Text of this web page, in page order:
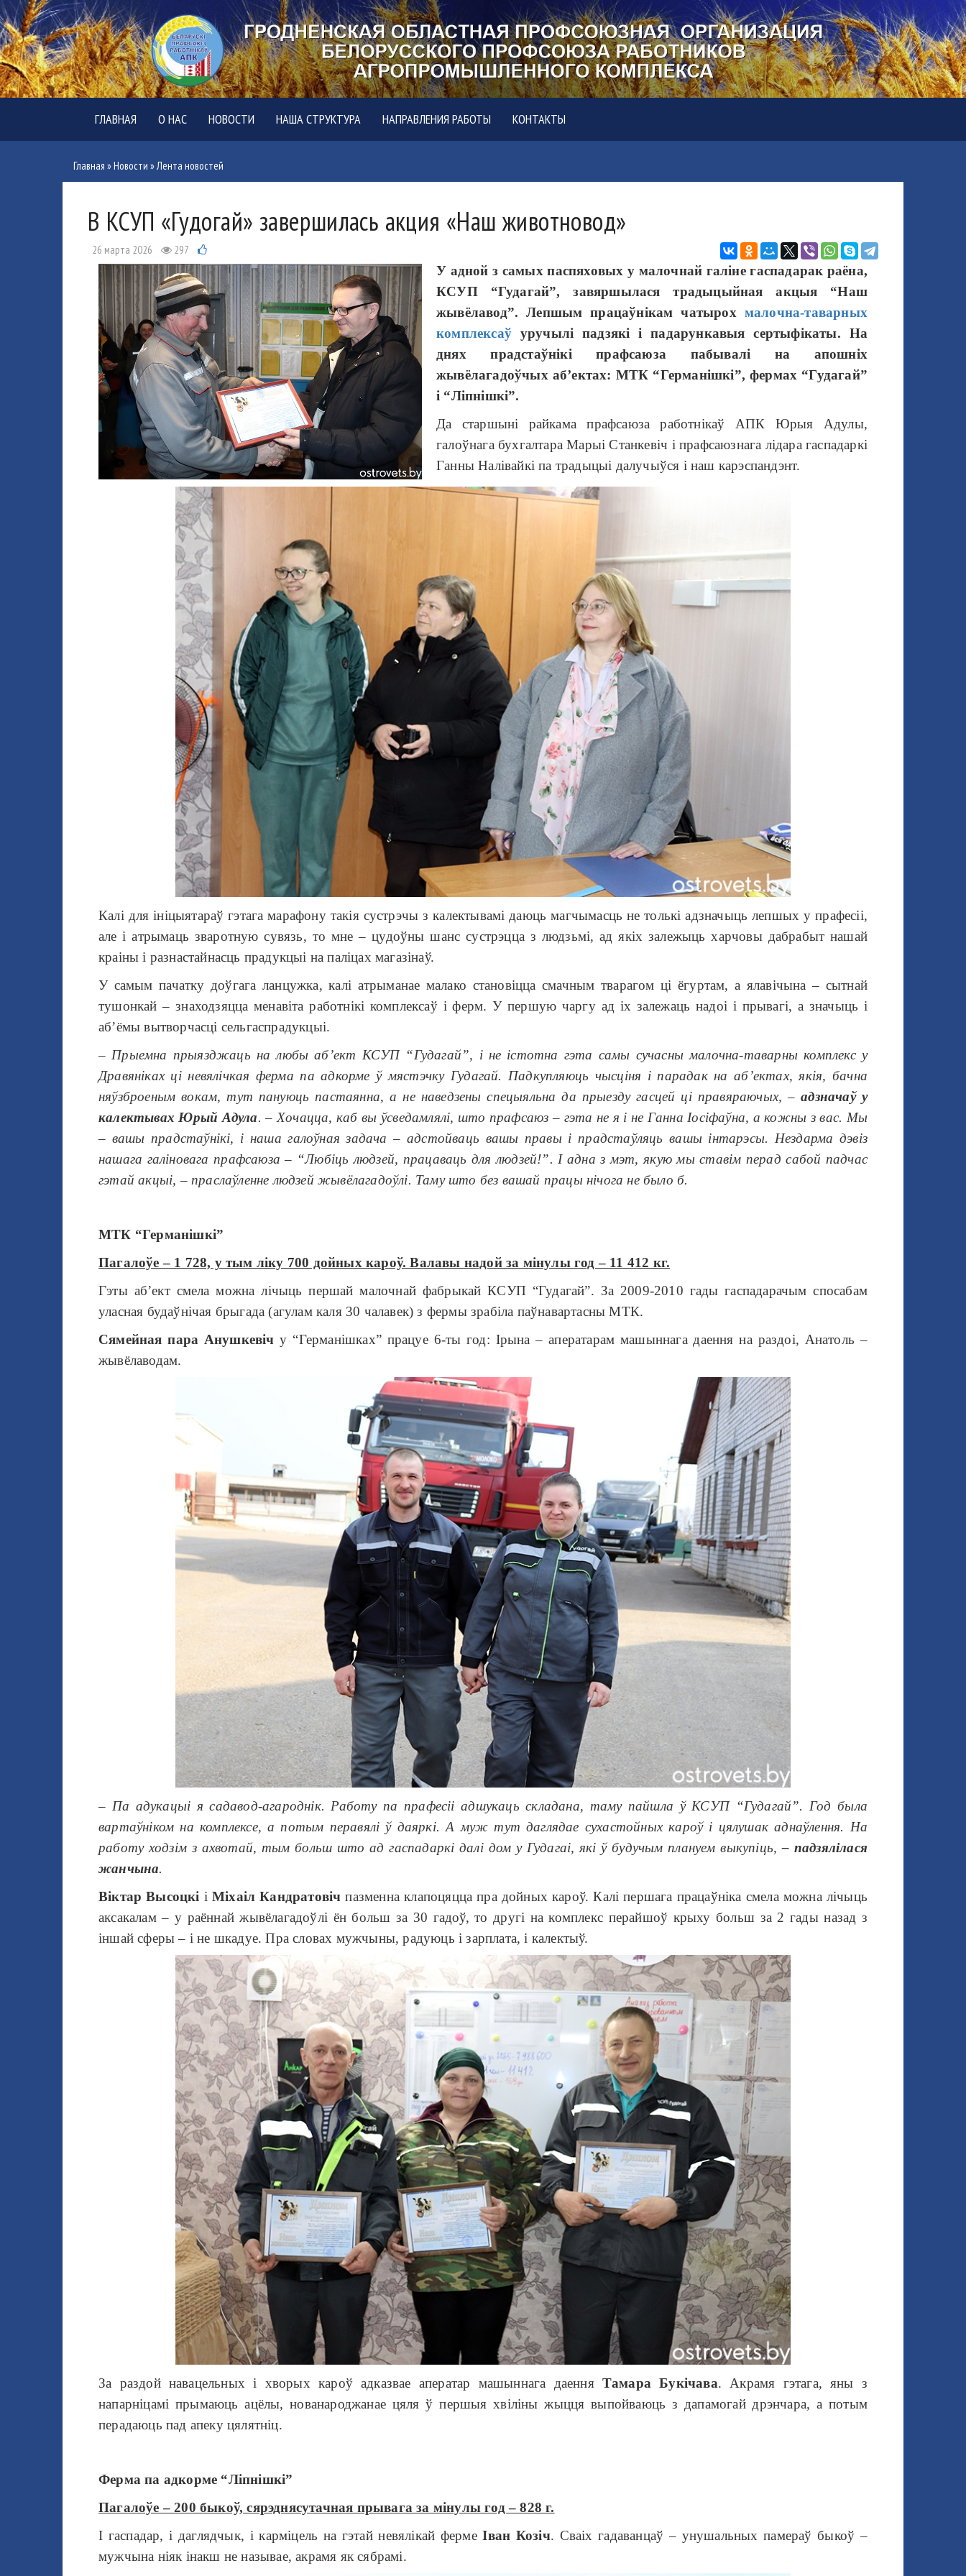
ГЛАВНАЯ О НАС НОВОСТИ НАША СТРУКТУРА НАПРАВЛЕНИЯ РАБОТЫ КОНТАКТЫ
Главная »Новости »Лента новостей
В КСУП «Гудогай» завершилась акция «Наш животновод»
26 марта 2026 297
У адной з самых паспяховых у малочнай галіне гаспадарак раёна,
КСУП “Гудагай”, завяршылася традыцыйная акцыя “Наш
жывёлавод”. Лепшым працаўнікам чатырох малочна-таварных
комплексаў уручылі падзякі і падарункавыя сертыфікаты. На
днях прадстаўнікі прафсаюза пабывалі на апошніх
жывёлагадоўчых аб’ектах: МТК “Германішкі”, фермах “Гудагай”
і “Ліпнішкі”.
Да старшыні райкама прафсаюза работнікаў АПК Юрыя Адулы,
галоўнага бухгалтара Марыі Станкевіч і прафсаюзнага лідара гаспадаркі
Ганны Налівайкі па традыцыі далучыўся і наш карэспандэнт.
Калі для ініцыятараў гэтага марафону такія сустрэчы з калектывамі даюць магчымасць не толькі адзначыць лепшых у прафесіі,
але і атрымаць зваротную сувязь, то мне – цудоўны шанс сустрэцца з людзьмі, ад якіх залежыць харчовы дабрабыт нашай
краіны і разнастайнасць прадукцыі на паліцах магазінаў.
У самым пачатку доўгага ланцужка, калі атрыманае малако становіцца смачным тварагом ці ёгуртам, а ялавічына – сытнай
тушонкай – знаходзяцца менавіта работнікі комплексаў і ферм. У першую чаргу ад іх залежаць надоі і прывагі, а значыць і
аб’ёмы вытворчасці сельгаспрадукцыі.
– Прыемна прыязджаць на любы аб’ект КСУП “Гудагай”, і не істотна гэта самы сучасны малочна-таварны комплекс у
Дравяніках ці невялічкая ферма па адкорме ў мястэчку Гудагай. Падкупляюць чысціня і парадак на аб’ектах, якія, бачна
няўзброеным вокам, тут пануюць пастаянна, а не наведзены спецыяльна да прыезду гасцей ці правяраючых, –адзначаў у
калектывах Юрый Адула. – Хочацца, каб вы ўсведамлялі, што прафсаюз – гэта не я і не Ганна Іосіфаўна, а кожны з вас. Мы
– вашы прадстаўнікі, і наша галоўная задача – адстойваць вашы правы і прадстаўляць вашы інтарэсы. Нездарма дэвіз
нашага галіновага прафсаюза – “Любіць людзей, працаваць для людзей!”. І адна з мэт, якую мы ставім перад сабой падчас
гэтай акцыі, – праслаўленне людзей жывёлагадоўлі. Таму што без вашай працы нічога не было б.
МТК “Германішкі”
Пагалоўе – 1 728, у тым ліку 700 дойных кароў. Валавы надой за мінулы год – 11 412 кг.
Гэты аб’ект смела можна лічыць першай малочнай фабрыкай КСУП “Гудагай”. За 2009-2010 гады гаспадарачым спосабам
уласная будаўнічая брыгада (агулам каля 30 чалавек) з фермы зрабіла паўнавартасны МТК.
Сямейная пара Анушкевіч у “Германішках” працуе 6-ты год: Ірына – аператарам машыннага даення на раздоі, Анатоль –
жывёлаводам.
– Па адукацыі я садавод-агароднік. Работу па прафесіі адшукаць складана, таму пайшла ў КСУП “Гудагай”. Год была
вартаўніком на комплексе, а потым перавялі ў даяркі. А муж тут даглядае сухастойных кароў і цялушак аднаўлення. На
работу ходзім з ахвотай, тым больш што ад гаспадаркі далі дом у Гудагаі, які ў будучым плануем выкупіць,– падзялілася
жанчына.
Віктар Высоцкі і Міхаіл Кандратовіч пазменна клапоцяцца пра дойных кароў. Калі першага працаўніка смела можна лічыць
аксакалам – у раённай жывёлагадоўлі ён больш за 30 гадоў, то другі на комплекс перайшоў крыху больш за 2 гады назад з
іншай сферы – і не шкадуе. Пра словах мужчыны, радуюць і зарплата, і калектыў.
За раздой навацельных і хворых кароў адказвае аператар машыннага даення Тамара Букічава. Акрамя гэтага, яны з
напарніцамі прымаюць ацёлы, нованароджанае цяля ў першыя хвіліны жыцця выпойваюць з дапамогай дрэнчара, а потым
перадаюць пад апеку цялятніц.
Ферма па адкорме “Ліпнішкі”
Пагалоўе – 200 быкоў, сярэднясутачная прывага за мінулы год – 828 г.
І гаспадар, і даглядчык, і карміцель на гэтай невялікай фермеІван Козіч. Сваіх гадаванцаў – унушальных памераў быкоў –
мужчына ніяк інакш не называе, акрамя як сябрамі.